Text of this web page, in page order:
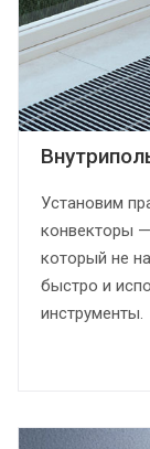
Установим
конвекторы
который не
быстро и
инструменты.